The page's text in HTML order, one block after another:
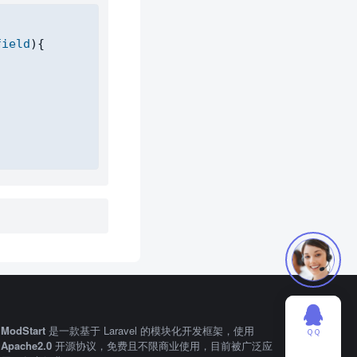
) {
ModStart 是一款基于 Laravel 的模块化开发框架，使用
Apache2.0 开源协议，免费且不限商业使用，目前被广泛应
ＱＱ